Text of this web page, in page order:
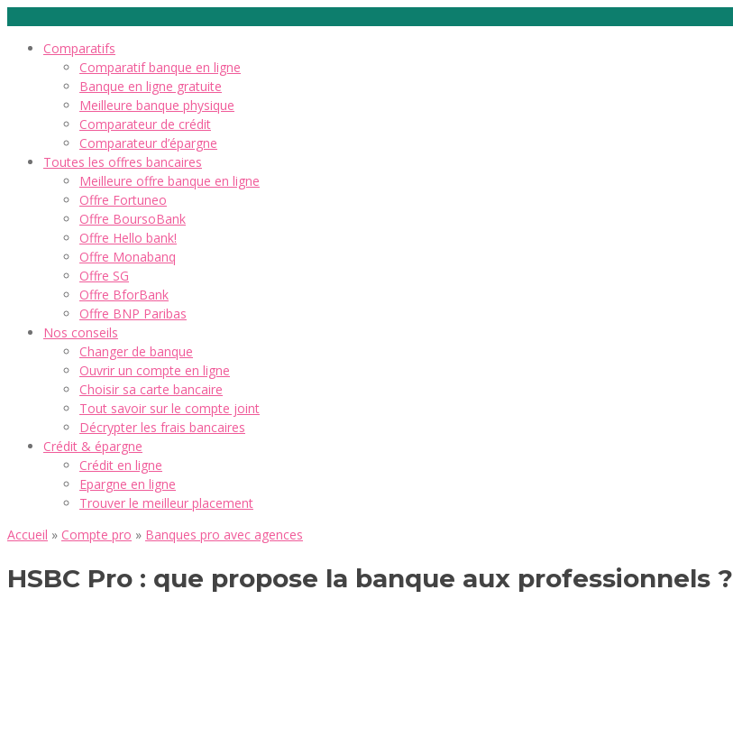
Comparatifs
Comparatif banque en ligne
Banque en ligne gratuite
Meilleure banque physique
Comparateur de crédit
Comparateur d’épargne
Toutes les offres bancaires
Meilleure offre banque en ligne
Offre Fortuneo
Offre BoursoBank
Offre Hello bank!
Offre Monabanq
Offre SG
Offre BforBank
Offre BNP Paribas
Nos conseils
Changer de banque
Ouvrir un compte en ligne
Choisir sa carte bancaire
Tout savoir sur le compte joint
Décrypter les frais bancaires
Crédit & épargne
Crédit en ligne
Epargne en ligne
Trouver le meilleur placement
Accueil » Compte pro » Banques pro avec agences
HSBC Pro : que propose la banque aux professionnels ?